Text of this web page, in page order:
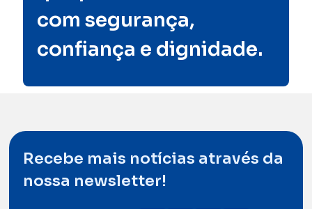
com segurança,
confiança e dignidade.
Recebe mais notícias através da
nossa newsletter!